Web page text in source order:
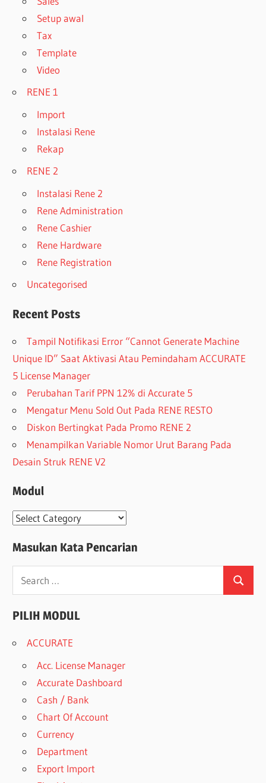
Setup awal
Tax
Template
Video
RENE 1
Import
Instalasi Rene
Rekap
RENE 2
Instalasi Rene 2
Rene Administration
Rene Cashier
Rene Hardware
Rene Registration
Uncategorised
Recent Posts
Tampil Notifikasi Error “Cannot Generate Machine
Unique ID” Saat Aktivasi Atau Pemindaham ACCURATE
5 License Manager
Perubahan Tarif PPN 12% di Accurate 5
Mengatur Menu Sold Out Pada RENE RESTO
Diskon Bertingkat Pada Promo RENE 2
Menampilkan Variable Nomor Urut Barang Pada
Desain Struk RENE V2
Modul
Modul
Masukan Kata Pencarian
Search
for:
Search
PILIH MODUL
ACCURATE
Acc. License Manager
Accurate Dashboard
Cash / Bank
Chart Of Account
Currency
Department
Export Import